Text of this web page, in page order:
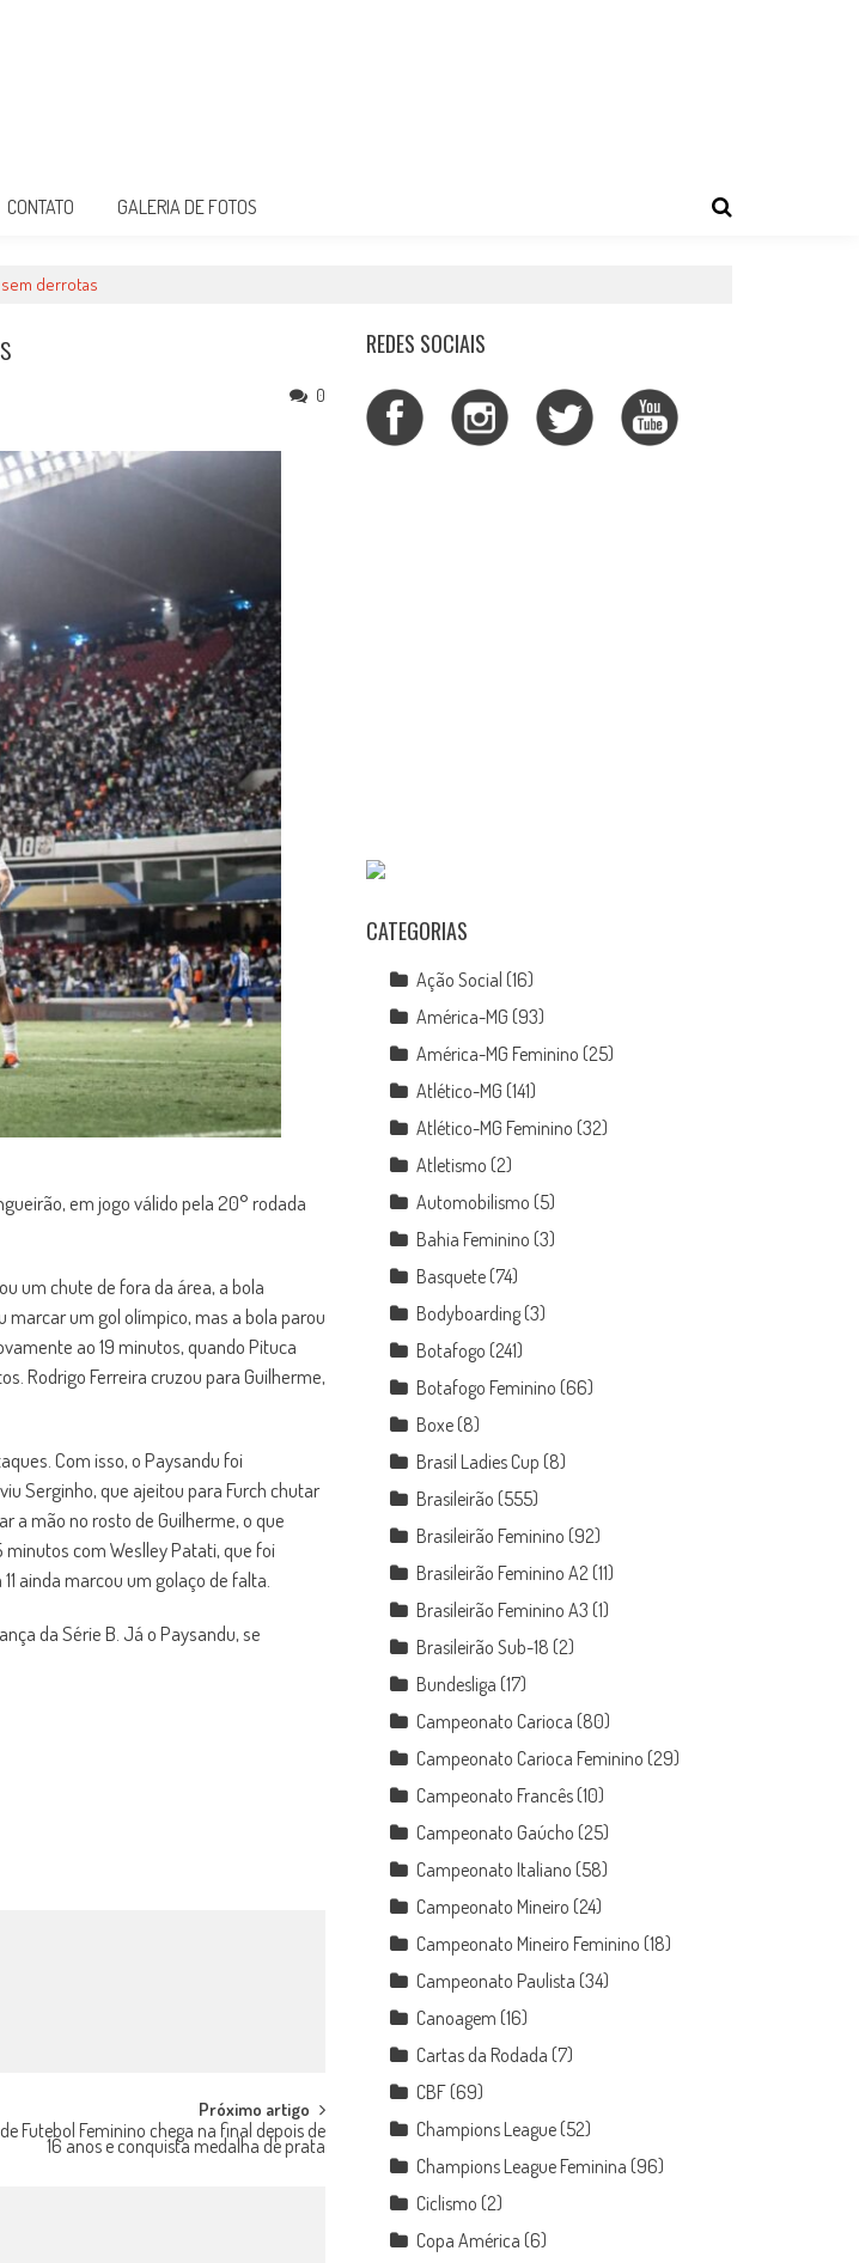
CONTATO GALERIA DE FOTOS
derrotas
0
em jogo válido pela 20° rodada
um chute de fora da área, a bola
marcar um gol olímpico, mas a bola parou
ao 19 minutos, quando Pituca
Rodrigo Ferreira cruzou para Guilherme,
Com isso, o Paysandu foi
Serginho, que ajeitou para Furch chutar
a mão no rosto de Guilherme, o que
com Weslley Patati, que foi
ainda marcou um golaço de falta.
da Série B. Já o Paysandu, se
Próximo artigo
Futebol Feminino chega na final depois de
16 anos e conquista medalha de prata
REDES SOCIAIS
CATEGORIAS
Ação Social (16)
América-MG (93)
América-MG Feminino (25)
Atlético-MG (141)
Atlético-MG Feminino (32)
Atletismo (2)
Automobilismo (5)
Bahia Feminino (3)
Basquete (74)
Bodyboarding (3)
Botafogo (241)
Botafogo Feminino (66)
Boxe (8)
Brasil Ladies Cup (8)
Brasileirão (555)
Brasileirão Feminino (92)
Brasileirão Feminino A2 (11)
Brasileirão Feminino A3 (1)
Brasileirão Sub-18 (2)
Bundesliga (17)
Campeonato Carioca (80)
Campeonato Carioca Feminino (29)
Campeonato Francês (10)
Campeonato Gaúcho (25)
Campeonato Italiano (58)
Campeonato Mineiro (24)
Campeonato Mineiro Feminino (18)
Campeonato Paulista (34)
Canoagem (16)
Cartas da Rodada (7)
CBF (69)
Champions League (52)
Champions League Feminina (96)
Ciclismo (2)
Copa América (6)